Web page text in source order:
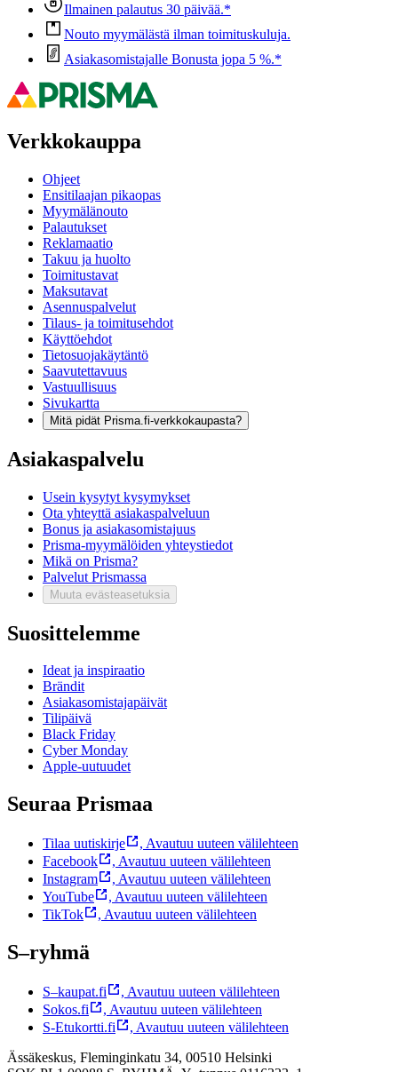
Ilmainen palautus 30 päivää.*
Nouto myymälästä ilman toimituskuluja.
Asiakasomistajalle Bonusta jopa 5 %.*
Verkkokauppa
Ohjeet
Ensitilaajan pikaopas
Myymälänouto
Palautukset
Reklamaatio
Takuu ja huolto
Toimitustavat
Maksutavat
Asennuspalvelut
Tilaus- ja toimitusehdot
Käyttöehdot
Tietosuojakäytäntö
Saavutettavuus
Vastuullisuus
Sivukartta
Mitä pidät Prisma.fi-verkkokaupasta?
Asiakaspalvelu
Usein kysytyt kysymykset
Ota yhteyttä asiakaspalveluun
Bonus ja asiakasomistajuus
Prisma-myymälöiden yhteystiedot
Mikä on Prisma?
Palvelut Prismassa
Muuta evästeasetuksia
Suosittelemme
Ideat ja inspiraatio
Brändit
Asiakasomistajapäivät
Tilipäivä
Black Friday
Cyber Monday
Apple-uutuudet
Seuraa Prismaa
Tilaa uutiskirje , Avautuu uuteen välilehteen
Facebook
, Avautuu uuteen välilehteen
Instagram
, Avautuu uuteen välilehteen
YouTube
, Avautuu uuteen välilehteen
TikTok
, Avautuu uuteen välilehteen
S–ryhmä
S–kaupat.fi , Avautuu uuteen välilehteen
Sokos.fi
, Avautuu uuteen välilehteen
S-Etukortti.fi
, Avautuu uuteen välilehteen
Ässäkeskus, Fleminginkatu 34, 00510 Helsinki